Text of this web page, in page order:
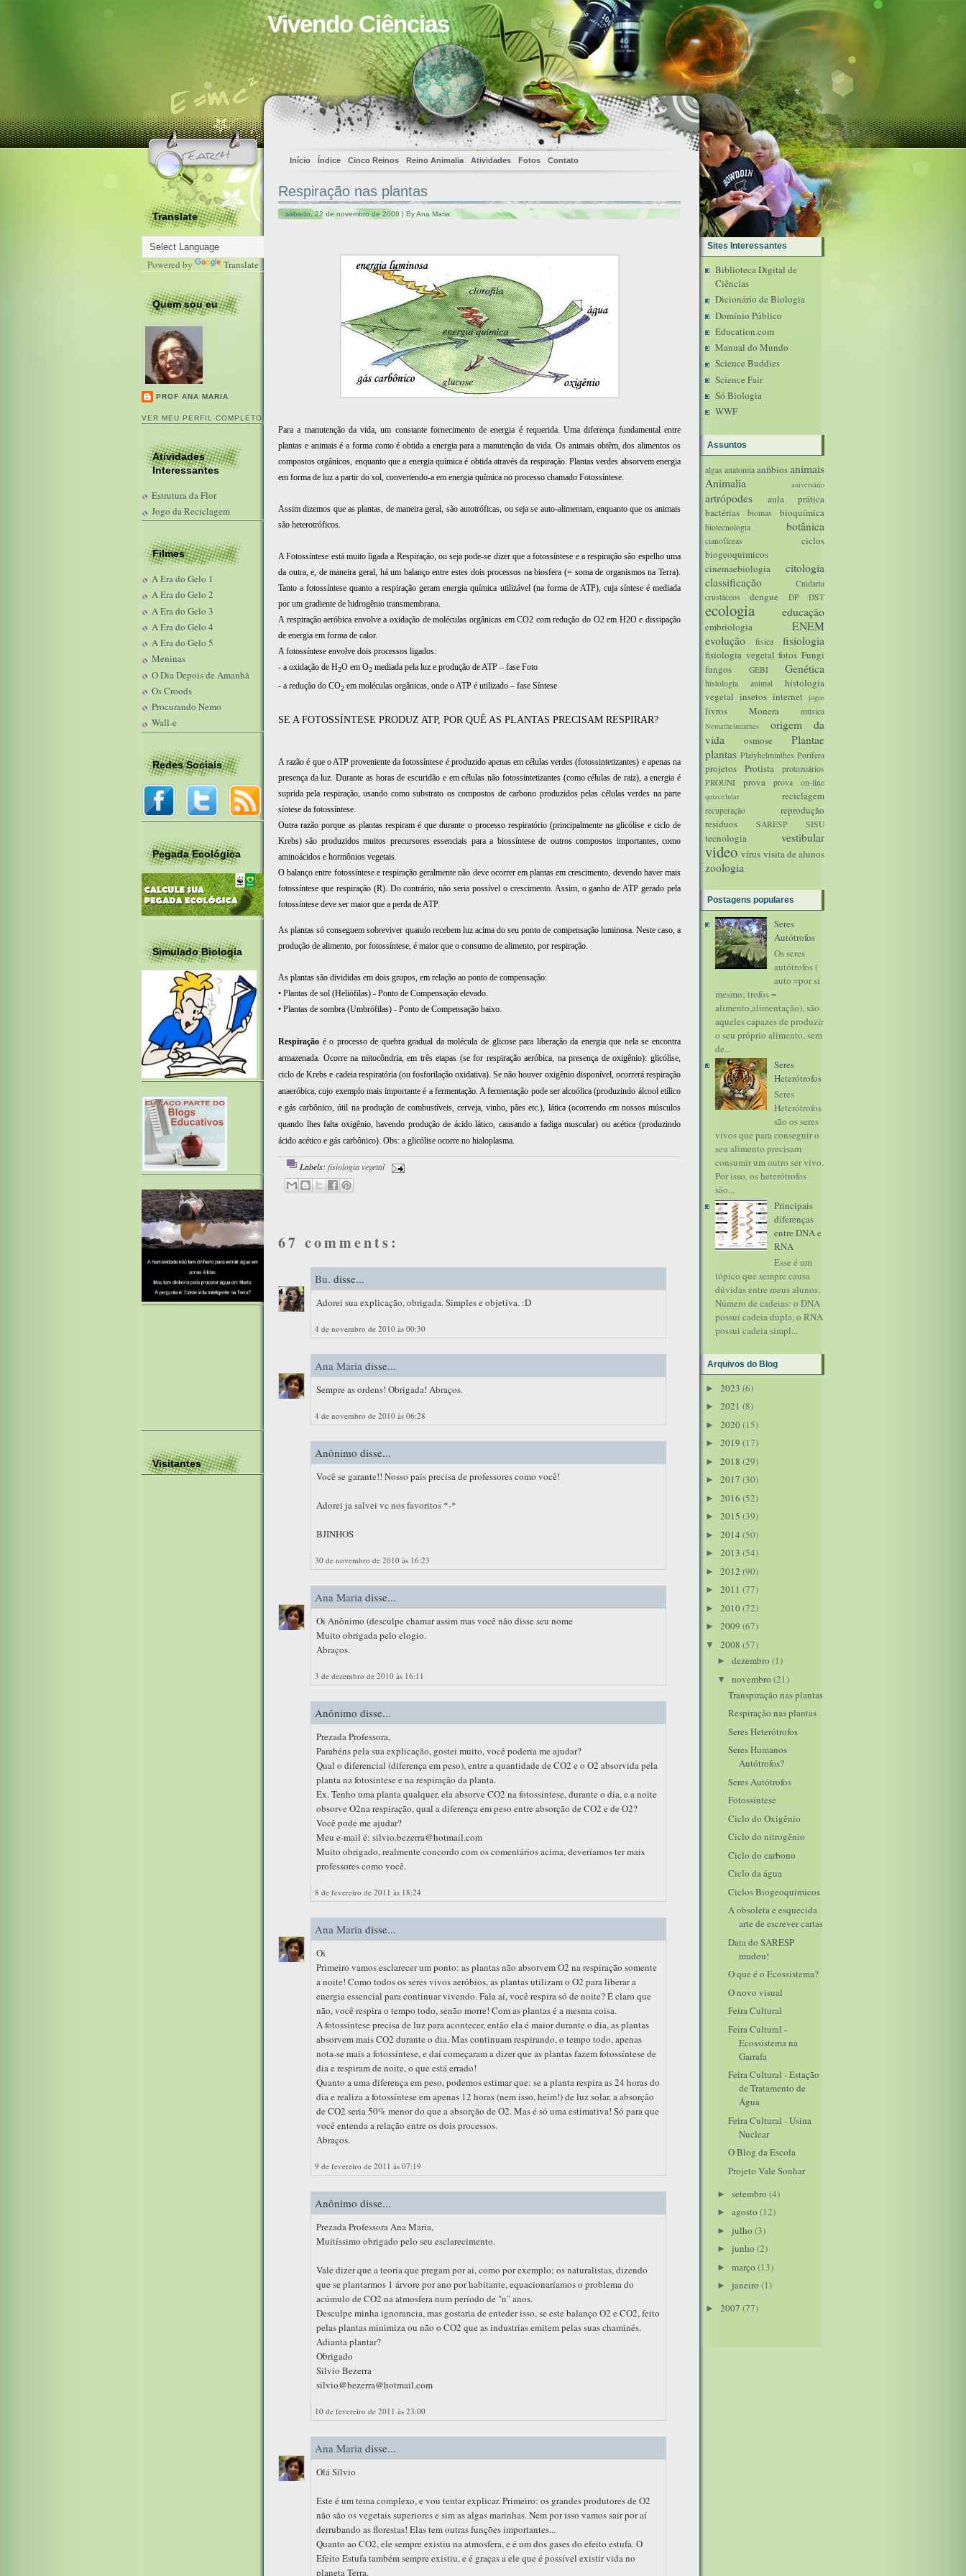
Vivendo Ciências
Início Índice Cinco Reinos Reino Animalia Atividades Fotos Contato
Translate
Powered by Translate
Quem sou eu
PROF ANA MARIA
VER MEU PERFIL COMPLETO
Atividades
Interessantes
Estrutura da Flor
Jogo da Reciclagem
Filmes
A Era do Gelo 1
A Era do Gelo 2
A Era do Gelo 3
A Era do Gelo 4
A Era do Gelo 5
Meninas
O Dia Depois de Amanhã
Os Croods
Procurando Nemo
Wall-e
Redes Sociais
Pegada Ecológica
Simulado Biologia
Visitantes
Respiração nas plantas
sábado, 22 de novembro de 2008 | By Ana Maria
Para a manutenção da vida, um constante fornecimento de energia é requerida. Uma diferença fundamental entre
plantas e animais é a forma como é obtida a energia para a manutenção da vida. Os animais obtêm, dos alimentos os
compostos orgânicos, enquanto que a energia química é obtida através da respiração. Plantas verdes absorvem energia
em forma de luz a partir do sol, convertendo-a em energia química no processo chamado Fotossíntese.
Assim dizemos que as plantas, de maneira geral, são autotróficas, ou seja se auto-alimentam, enquanto que os animais
são heterotróficos.
A Fotossíntese está muito ligada a Respiração, ou seja pode-se dizer que a fotossíntese e a respiração são espelho uma
da outra, e, de maneira geral, há um balanço entre estes dois processos na biosfera (= soma de organismos na Terra).
Tanto a fotossíntese quanto a respiração geram energia química utilizável (na forma de ATP), cuja síntese é mediada
por um gradiente de hidrogênio transmembrana.
A respiração aeróbica envolve a oxidação de moléculas orgânicas em CO2 com redução do O2 em H2O e dissipação
de energia em forma de calor.
A fotossíntese envolve dois processos ligados:
- a oxidação de H2O em O2 mediada pela luz e produção de ATP – fase Foto
- a redução do CO2 em moléculas orgânicas, onde o ATP é utilizado – fase Síntese
SE A FOTOSSÍNTESE PRODUZ ATP, POR QUÊ AS PLANTAS PRECISAM RESPIRAR?
A razão é que o ATP proveniente da fotossíntese é produzido apenas em células verdes (fotossintetizantes) e apenas na
presença da luz. Durante as horas de escuridão e em células não fotossintetizantes (como células de raiz), a energia é
suprida pela respiração, usando como substrato os compostos de carbono produzidos pelas células verdes na parte
síntese da fotossíntese.
Outra razão porque as plantas respiram é que durante o processo respiratório (principalmente na glicólise e ciclo de
Krebs) são produzidos muitos precursores essenciais para a biossíntese de outros compostos importantes, como
aminoácidos e hormônios vegetais.
O balanço entre fotossíntese e respiração geralmente não deve ocorrer em plantas em crescimento, devendo haver mais
fotossíntese que respiração (R). Do contrário, não seria possível o crescimento. Assim, o ganho de ATP gerado pela
fotossíntese deve ser maior que a perda de ATP.
As plantas só conseguem sobreviver quando recebem luz acima do seu ponto de compensação luminosa. Neste caso, a
produção de alimento, por fotossíntese, é maior que o consumo de alimento, por respiração.
As plantas são divididas em dois grupos, em relação ao ponto de compensação:
• Plantas de sol (Heliófilas) - Ponto de Compensação elevado.
• Plantas de sombra (Umbrófilas) - Ponto de Compensação baixo.
Respiração é o processo de quebra gradual da molécula de glicose para liberação da energia que nela se encontra
armazenada. Ocorre na mitocôndria, em três etapas (se for respiração aeróbica, na presença de oxigênio): glicólise,
ciclo de Krebs e cadeia respiratória (ou fosforilação oxidativa). Se não houver oxigênio disponível, ocorrerá respiração
anaeróbica, cujo exemplo mais importante é a fermentação. A fermentação pode ser alcoólica (produzindo álcool etílico
e gás carbônico, útil na produção de combustíveis, cerveja, vinho, pães etc.), lática (ocorrendo em nossos músculos
quando lhes falta oxigênio, havendo produção de ácido lático, causando a fadiga muscular) ou acética (produzindo
ácido acético e gás carbônico). Obs: a glicólise ocorre no hialoplasma.
Labels: fisiologia vegetal
67 comments:
Bu. disse...
Adorei sua explicação, obrigada. Simples e objetiva. :D
4 de novembro de 2010 às 00:30
Ana Maria disse...
Sempre as ordens! Obrigada! Abraços.
4 de novembro de 2010 às 06:28
Anônimo disse...
Você se garante!! Nosso país precisa de professores como você!
Adorei ja salvei vc nos favoritos *-*
BJINHOS
30 de novembro de 2010 às 16:23
Ana Maria disse...
Oi Anônimo (desculpe chamar assim mas você não disse seu nome
Muito obrigada pelo elogio.
Abraços.
3 de dezembro de 2010 às 16:11
Anônimo disse...
Prezada Professora,
Parabéns pela sua explicação, gostei muito, você poderia me ajudar?
Qual o diferencial (diferença em peso), entre a quantidade de CO2 e o O2 absorvida pela
planta na fotosintese e na respiração da planta.
Ex. Tenho uma planta qualquer, ela absorve CO2 na fotossintese, durante o dia, e a noite
obsorve O2na respiração, qual a diferença em peso entre absorção de CO2 e de O2?
Você pode me ajudar?
Meu e-mail é: silvio.bezerra@hotmail.com
Muito obrigado, realmente concordo com os comentários acima, deveríamos ter mais
professores como você.
8 de fevereiro de 2011 às 18:24
Ana Maria disse...
Oi
Primeiro vamos esclarecer um ponto: as plantas não absorvem O2 na respiração somente
a noite! Como todos os seres vivos aeróbios, as plantas utilizam o O2 para liberar a
energia essencial para continuar vivendo. Fala aí, você respira só de noite? É claro que
não, você respira o tempo todo, senão morre! Com as plantas é a mesma coisa.
A fotossíntese precisa de luz para acontecer, então ela é maior durante o dia, as plantas
absorvem mais CO2 durante o dia. Mas continuam respirando, o tempo todo, apenas
nota-se mais a fotossíntese, e daí começaram a dizer que as plantas fazem fotossíntese de
dia e respiram de noite, o que está errado!
Quanto a uma diferença em peso, podemos estimar que: se a planta respira as 24 horas do
dia e realiza a fotossíntese em apenas 12 horas (nem isso, heim!) de luz solar, a absorção
de CO2 seria 50% menor do que a absorção de O2. Mas é só uma estimativa! Só para que
você entenda a relação entre os dois processos.
Abraços.
9 de fevereiro de 2011 às 07:19
Anônimo disse...
Prezada Professora Ana Maria,
Muitíssimo obrigado pelo seu esclarecimento.
Vale dizer que a teoria que pregam por ai, como por exemplo; os naturalistas, dizendo
que se plantarmos 1 árvore por ano por habitante, equacionaríamos o problema do
acúmulo de CO2 na atmosfera num período de "n" anos.
Desculpe minha ignorancia, mas gostaria de enteder isso, se este balanço O2 e CO2, feito
pelas plantas minimiza ou não o CO2 que as industrias emitem pelas suas chaminés.
Adianta plantar?
Obrigado
Silvio Bezerra
silvio@bezerra@hotmail.com
10 de fevereiro de 2011 às 23:00
Ana Maria disse...
Olá Sílvio
Este é um tema complexo, e vou tentar explicar. Primeiro: os grandes produtores de O2
não são os vegetais superiores e sim as algas marinhas. Nem por isso vamos sair por aí
derrubando as florestas! Elas tem outras funções importantes...
Quanto ao CO2, ele sempre existiu na atmosfera, e é um dos gases do efeito estufa. O
Efeito Estufa também sempre existiu, e é graças a ele que é possível existir vida no
planeta Terra.
Sites Interessantes
Biblioteca Digital de
Ciências
Dicionário de Biologia
Domínio Público
Education.com
Manual do Mundo
Science Buddies
Science Fair
Só Biologia
WWF
Assuntos
algas anatomia anfibiosanimais
Animalia
aniversário
artrópodes
aula prática
bactérias
biomas bioquímica
biotecnologia botânica
cianofíceas
ciclos
biogeoquimicos
cinemaebiologia
citologia
classificação
Cnidaria
crustáceos
dengue DP DST
ecologia educação
embriologia
ENEM
evolução
fisica fisiologia
fisiologia vegetal fotos Fungi
fungos
GEBI Genética
histologia animal
histologia
vegetal insetos internet jogos
livros Monera música
Nemathelminthes
origem da
vida
osmose
Plantae
plantas Platyhelminthes Porifera
projetos Protista
protozoários
PROUNI
prova prova on-line
quizcelular reciclagem
recuperação
reprodução
resíduos
SARESP SISU
tecnologia vestibular
video vírus visita de alunos
zoologia
Postagens populares
Seres
Autótrofos
Os seres
autótrofos (
auto =por si
mesmo; trofos =
alimento,alimentação), são
aqueles capazes de produzir
o seu próprio alimento, sem
de...
Seres
Heterótrofos
Seres
Heterótrofos
são os seres
vivos que para conseguir o
seu alimento precisam
consumir um outro ser vivo.
Por isso, os heterótrofos
são...
Principais
diferenças
entre DNA e
RNA
Esse é um
tópico que sempre causa
dúvidas entre meus alunos.
Número de cadeias: o DNA
possui cadeia dupla, o RNA
possui cadeia simpl...
Arquivos do Blog
► 2023 (6)
► 2021 (8)
► 2020 (15)
► 2019 (17)
► 2018 (29)
► 2017 (30)
► 2016 (52)
► 2015 (39)
► 2014 (50)
► 2013 (54)
► 2012 (90)
► 2011 (77)
► 2010 (72)
► 2009 (67)
▼ 2008 (57)
► dezembro (1)
▼ novembro (21)
Transpiração nas plantas
Respiração nas plantas
Seres Heterótrofos
Seres Humanos
Autótrofos?
Seres Autótrofos
Fotossíntese
Ciclo do Oxigênio
Ciclo do nitrogênio
Ciclo do carbono
Ciclo da água
Ciclos Biogeoquimicos
A obsoleta e esquecida
arte de escrever cartas
Data do SARESP
mudou!
O que é o Ecossistema?
O novo visual
Feira Cultural
Feira Cultural -
Ecossistema na
Garrafa
Feira Cultural - Estação
de Tratamento de
Água
Feira Cultural - Usina
Nuclear
O Blog da Escola
Projeto Vale Sonhar
► setembro (4)
► agosto (12)
► julho (3)
► junho (2)
► março (13)
► janeiro (1)
► 2007 (77)